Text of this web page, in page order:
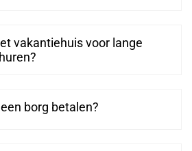
vakantiehuis voor lange
borg betalen?